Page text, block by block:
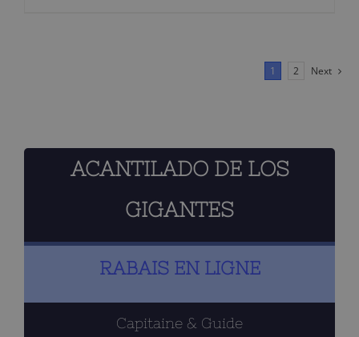
1 2 Next
ACANTILADO DE LOS
GIGANTES
RABAIS EN LIGNE
Capitaine & Guide